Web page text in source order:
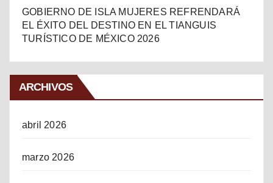
GOBIERNO DE ISLA MUJERES REFRENDARÁ
EL ÉXITO DEL DESTINO EN EL TIANGUIS
TURÍSTICO DE MÉXICO 2026
ARCHIVOS
abril 2026
marzo 2026